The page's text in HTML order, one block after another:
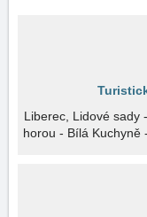
Liberec, Lidové sady
horou - Bílá Kuchyně